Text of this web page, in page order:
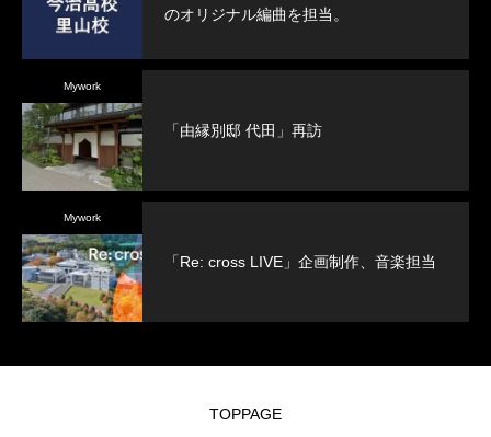
のオリジナル編曲を担当。
Mywork
「由縁別邸 代田」再訪
Mywork
「Re: cross LIVE」企画制作、音楽担当
TOPPAGE